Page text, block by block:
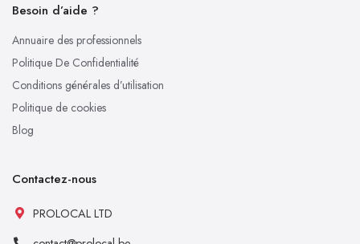
Besoin d’aide ?
Annuaire des professionnels
Politique De Confidentialité
Conditions générales d’utilisation
Politique de cookies
Blog
Contactez-nous
PROLOCAL LTD